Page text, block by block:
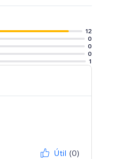
12
0
0
0
1
Útil (0)